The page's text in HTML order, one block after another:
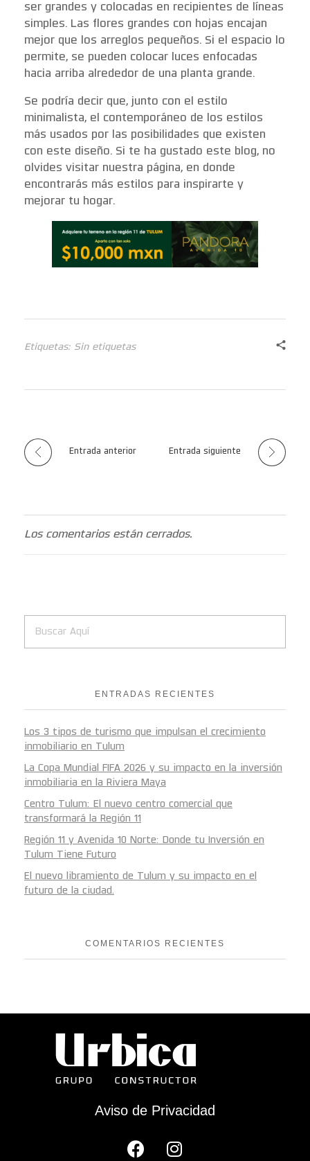
ser grandes y colocadas en recipientes de líneas
simples. Las flores grandes con hojas encajan
mejor que los arreglos pequeños. Si el espacio lo
permite, se pueden colocar luces enfocadas
hacia arriba alrededor de una planta grande.
Se podría decir que, junto con el estilo
minimalista, el contemporáneo de los estilos
más usados por las posibilidades que existen
con este diseño. Si te ha gustado este blog, no
olvides visitar nuestra página, en donde
encontrarás más estilos para inspirarte y
mejorar tu hogar.
Etiquetas: Sin etiquetas
Entrada anterior Entrada siguiente
Los comentarios están cerrados.
ENTRADAS RECIENTES
Los 3 tipos de turismo que impulsan el crecimiento
inmobiliario en Tulum
La Copa Mundial FIFA 2026 y su impacto en la inversión
inmobiliaria en la Riviera Maya
Centro Tulum: El nuevo centro comercial que
transformará la Región 11
Región 11 y Avenida 10 Norte: Donde tu Inversión en
Tulum Tiene Futuro
El nuevo libramiento de Tulum y su impacto en el
futuro de la ciudad.
COMENTARIOS RECIENTES
Aviso de Privacidad